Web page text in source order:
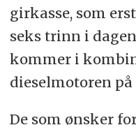
girkasse, som
seks trinn i
kommer i
dieselmotoren på
De som ønsker